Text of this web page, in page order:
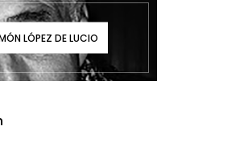
LÓPEZ DE LUCIO